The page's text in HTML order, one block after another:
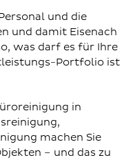
und die
und damit Eisenach
was darf es für Ihre
Portfolio ist
in
machen Sie
– und das zu